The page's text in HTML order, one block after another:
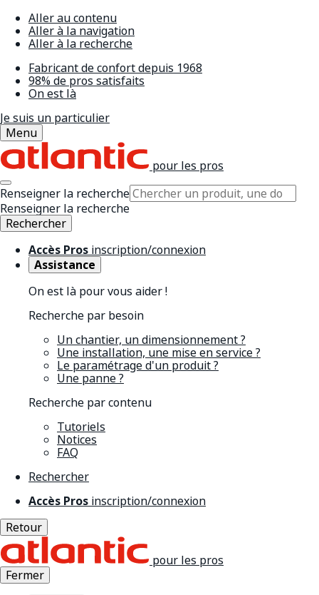
Aller au contenu
Aller à la navigation
Aller à la recherche
Fabricant de confort depuis 1968
98% de pros satisfaits
On est là
Je suis un particulier
Menu
pour les pros
Renseigner la recherche
Renseigner la recherche
Rechercher
Accès Pros inscription/connexion
Assistance
On est là pour vous aider !
Recherche par besoin
Un chantier, un dimensionnement ?
Une installation, une mise en service ?
Le paramétrage d'un produit ?
Une panne ?
Recherche par contenu
Tutoriels
Notices
FAQ
Rechercher
Accès Pros inscription/connexion
Retour
pour les pros
Fermer